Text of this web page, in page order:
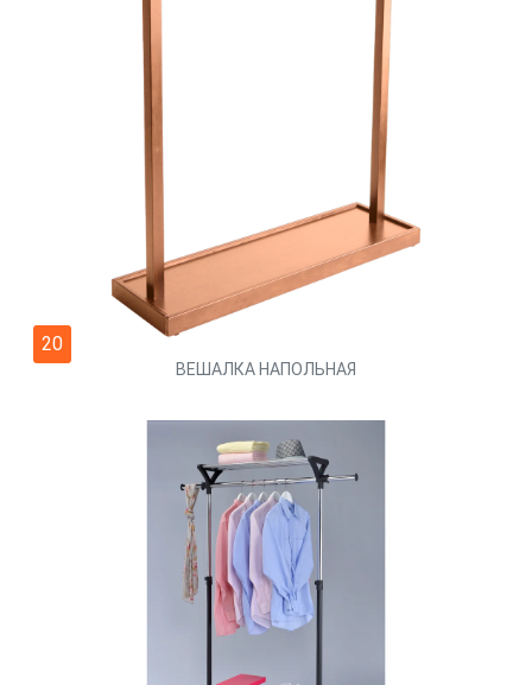
20
ВЕШАЛКА НАПОЛЬНАЯ